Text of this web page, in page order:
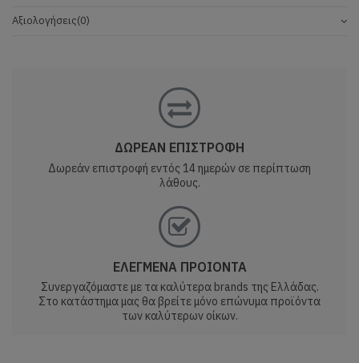
Αξιολογήσεις(0)
ΔΩΡΕΑΝ ΕΠΙΣΤΡΟΦΗ
Δωρεάν επιστροφή εντός 14 ημερών σε περίπτωση
λάθους.
ΕΛΕΓΜΕΝΑ ΠΡΟΙΟΝΤΑ
Συνεργαζόμαστε με τα καλύτερα brands της Ελλάδας.
Στο κατάστημα μας θα βρείτε μόνο επώνυμα προϊόντα
των καλύτερων οίκων.